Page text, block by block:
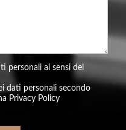
personali ai sensi del
dati personali secondo
Privacy Policy